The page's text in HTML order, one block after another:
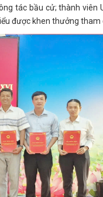
tác bầu cử; thành viên
được khen thưởng tham